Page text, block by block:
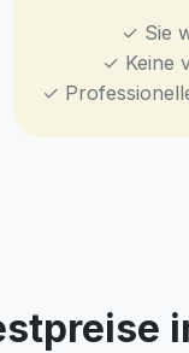
✓ Sie
✓ Keine
✓